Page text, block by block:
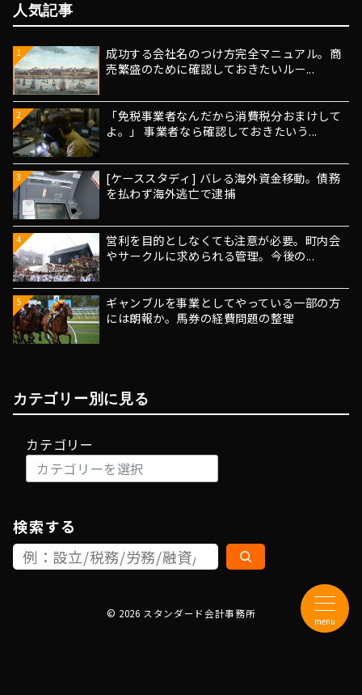
人気記事
1
成功する会社名のつけ方完全マニュアル。商
売繁盛のために確認しておきたいルー...
2
「免税事業者なんだから消費税分おまけして
よ。」 事業者なら確認しておきたいう...
3
[ケーススタディ] バレる海外資金移動。債務
を払わず海外逃亡で逮捕
4
営利を目的としなくても注意が必要。町内会
やサークルに求められる管理。今後の...
5
ギャンブルを事業としてやっている一部の方
には朗報か。馬券の経費問題の整理
カテゴリー別に見る
カテゴリー
検索する
© 2026 スタンダード会計事務所
menu